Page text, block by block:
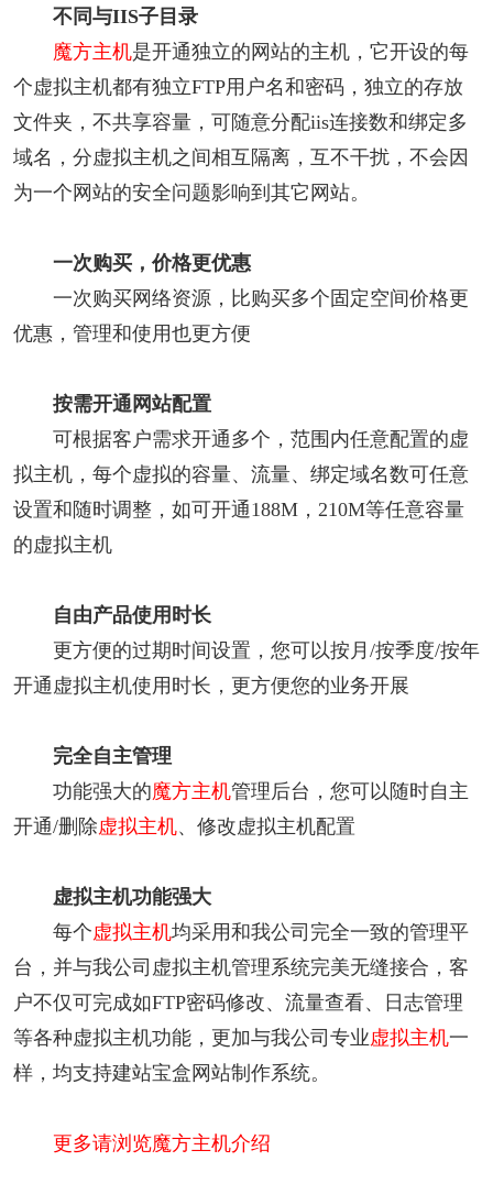
不同与IIS子目录
魔方主机是开通独立的网站的主机，它开设的每
个虚拟主机都有独立FTP用户名和密码，独立的存放
文件夹，不共享容量，可随意分配iis连接数和绑定多
域名，分虚拟主机之间相互隔离，互不干扰，不会因
为一个网站的安全问题影响到其它网站。
一次购买，价格更优惠
一次购买网络资源，比购买多个固定空间价格更
优惠，管理和使用也更方便
按需开通网站配置
可根据客户需求开通多个，范围内任意配置的虚
拟主机，每个虚拟的容量、流量、绑定域名数可任意
设置和随时调整，如可开通188M，210M等任意容量
的虚拟主机
自由产品使用时长
更方便的过期时间设置，您可以按月/按季度/按年
开通虚拟主机使用时长，更方便您的业务开展
完全自主管理
功能强大的魔方主机管理后台，您可以随时自主
开通/删除虚拟主机、修改虚拟主机配置
虚拟主机功能强大
每个虚拟主机均采用和我公司完全一致的管理平
台，并与我公司虚拟主机管理系统完美无缝接合，客
户不仅可完成如FTP密码修改、流量查看、日志管理
等各种虚拟主机功能，更加与我公司专业虚拟主机一
样，均支持建站宝盒网站制作系统。
更多请浏览魔方主机介绍